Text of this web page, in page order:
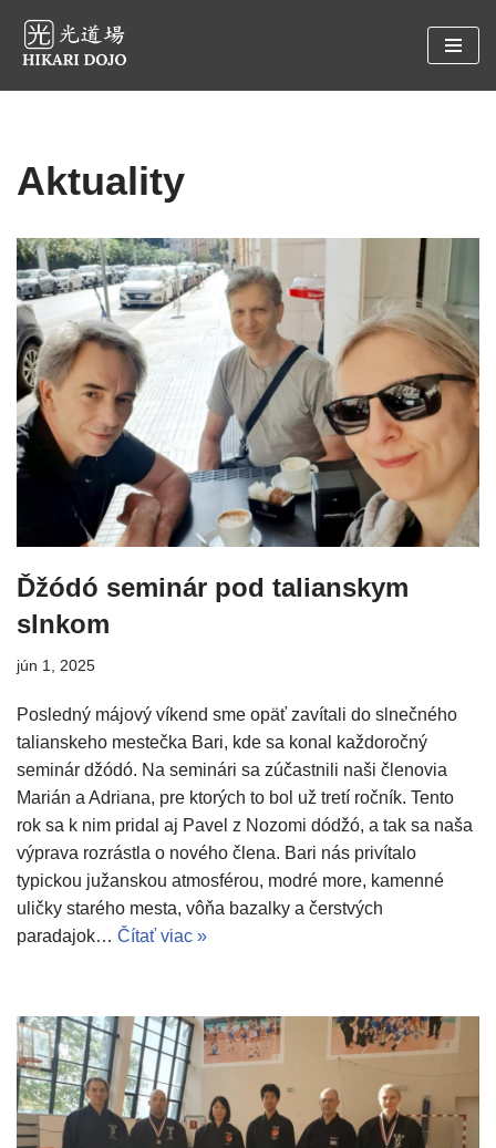
Preskočiť
na
Aktuality
Ďžódó seminár pod talianskym
slnkom
jún 1, 2025
Posledný májový víkend sme opäť zavítali do slnečného
talianskeho mestečka Bari, kde sa konal každoročný
seminár džódó. Na seminári sa zúčastnili naši členovia
Marián a Adriana, pre ktorých to bol už tretí ročník. Tento
rok sa k nim pridal aj Pavel z Nozomi dódžó, a tak sa naša
výprava rozrástla o nového člena. Bari nás privítalo
typickou južanskou atmosférou, modré more, kamenné
uličky starého mesta, vôňa bazalky a čerstvých
paradajok… Čítať viac »